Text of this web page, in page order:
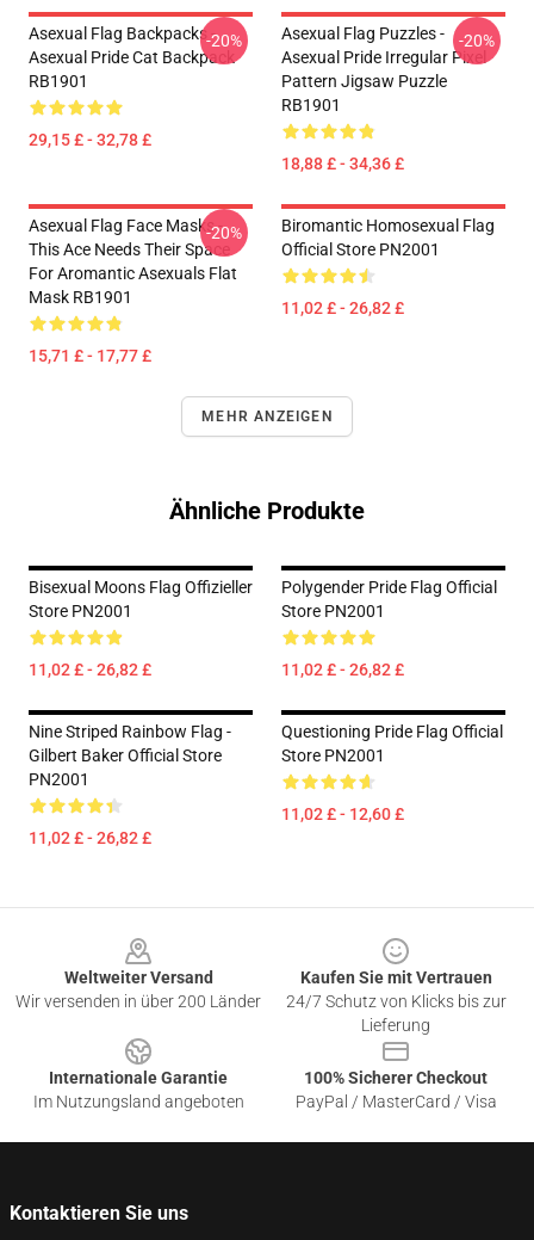
Asexual Flag Backpacks -
Asexual Pride Cat Backpack
RB1901
29,15 £ - 32,78 £
-20%
Asexual Flag Puzzles -
Asexual Pride Irregular Pixel
Pattern Jigsaw Puzzle
RB1901
18,88 £ - 34,36 £
-20%
Asexual Flag Face Masks -
This Ace Needs Their Space
For Aromantic Asexuals Flat
Mask RB1901
15,71 £ - 17,77 £
-20%
Biromantic Homosexual Flag
Official Store PN2001
11,02 £ - 26,82 £
MEHR ANZEIGEN
Ähnliche Produkte
Bisexual Moons Flag Offizieller
Store PN2001
11,02 £ - 26,82 £
Polygender Pride Flag Official
Store PN2001
11,02 £ - 26,82 £
Nine Striped Rainbow Flag -
Gilbert Baker Official Store
PN2001
11,02 £ - 26,82 £
Questioning Pride Flag Official
Store PN2001
11,02 £ - 12,60 £
Weltweiter Versand
Wir versenden in über 200 Länder
Kaufen Sie mit Vertrauen
24/7 Schutz von Klicks bis zur
Lieferung
Internationale Garantie
Im Nutzungsland angeboten
100% Sicherer Checkout
PayPal / MasterCard / Visa
Kontaktieren Sie uns